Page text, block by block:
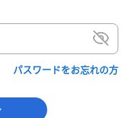
パスワードをお忘れの方